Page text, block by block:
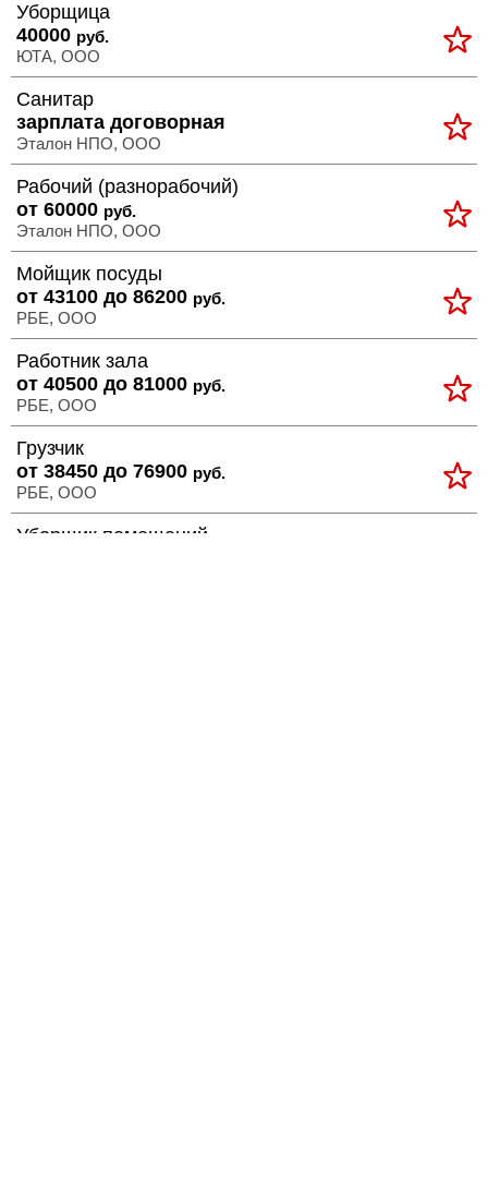
Уборщица
40000 руб.
ЮТА, ООО
Санитар
зарплата договорная
Эталон НПО, ООО
Рабочий (разнорабочий)
от 60000 руб.
Эталон НПО, ООО
Мойщик посуды
от 43100 до 86200 руб.
РБЕ, ООО
Работник зала
от 40500 до 81000 руб.
РБЕ, ООО
Грузчик
от 38450 до 76900 руб.
РБЕ, ООО
Уборщик помещений